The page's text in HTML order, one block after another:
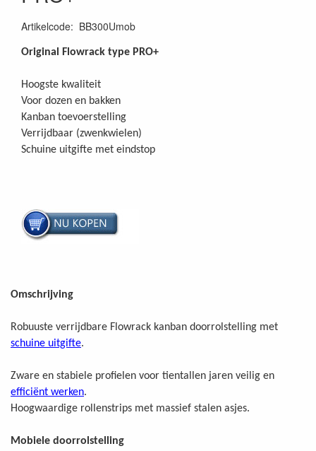
Artikelcode: BB300Umob
Original Flowrack type PRO+
Hoogste kwaliteit
Voor dozen en bakken
Kanban toevoerstelling
Verrijdbaar (zwenkwielen)
Schuine uitgifte met eindstop
Omschrijving
Robuuste verrijdbare Flowrack kanban doorrolstelling met
schuine uitgifte.
Zware en stabiele profielen voor tientallen jaren veilig en
efficiënt werken.
Hoogwaardige rollenstrips met massief stalen asjes.
Mobiele doorrolstelling